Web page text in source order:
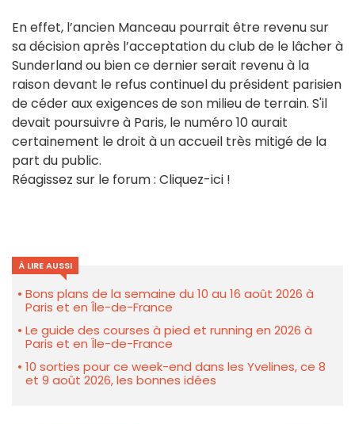
En effet, l’ancien Manceau pourrait être revenu sur
sa décision après l’acceptation du club de le lâcher à
Sunderland ou bien ce dernier serait revenu à la
raison devant le refus continuel du président parisien
de céder aux exigences de son milieu de terrain. S'il
devait poursuivre à Paris, le numéro 10 aurait
certainement le droit à un accueil très mitigé de la
part du public.
Réagissez sur le forum : Cliquez-ici !
À LIRE AUSSI
Bons plans de la semaine du 10 au 16 août 2026 à
Paris et en Île-de-France
Le guide des courses à pied et running en 2026 à
Paris et en Île-de-France
10 sorties pour ce week-end dans les Yvelines, ce 8
et 9 août 2026, les bonnes idées